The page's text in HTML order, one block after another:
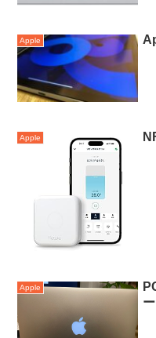
Apple
Apple
Apple